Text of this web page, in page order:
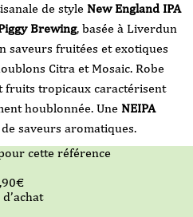
de style New England IPA
Brewing, basée à Liverdun
saveurs fruitées et exotiques
Citra et Mosaic. Robe
fruits tropicaux caractérisent
houblonnée. Une NEIPA
saveurs aromatiques.
cette référence
€